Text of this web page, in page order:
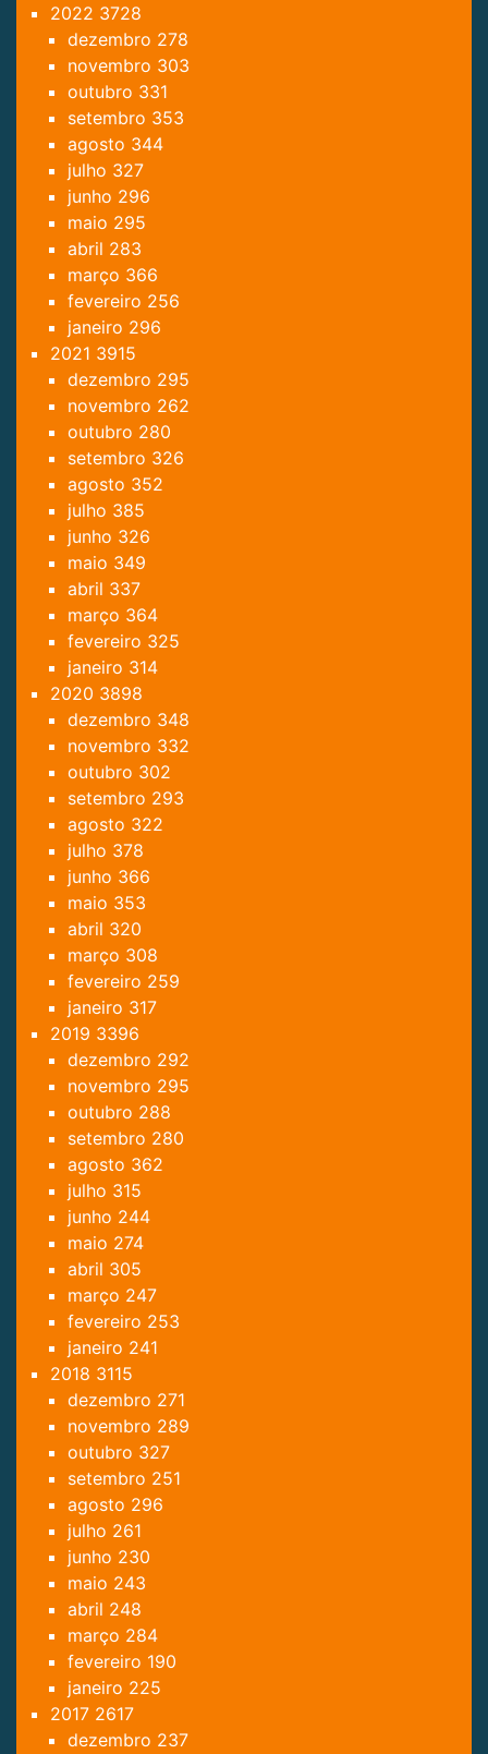
2022 3728
dezembro 278
novembro 303
outubro 331
setembro 353
agosto 344
julho 327
junho 296
maio 295
abril 283
março 366
fevereiro 256
janeiro 296
2021 3915
dezembro 295
novembro 262
outubro 280
setembro 326
agosto 352
julho 385
junho 326
maio 349
abril 337
março 364
fevereiro 325
janeiro 314
2020 3898
dezembro 348
novembro 332
outubro 302
setembro 293
agosto 322
julho 378
junho 366
maio 353
abril 320
março 308
fevereiro 259
janeiro 317
2019 3396
dezembro 292
novembro 295
outubro 288
setembro 280
agosto 362
julho 315
junho 244
maio 274
abril 305
março 247
fevereiro 253
janeiro 241
2018 3115
dezembro 271
novembro 289
outubro 327
setembro 251
agosto 296
julho 261
junho 230
maio 243
abril 248
março 284
fevereiro 190
janeiro 225
2017 2617
dezembro 237